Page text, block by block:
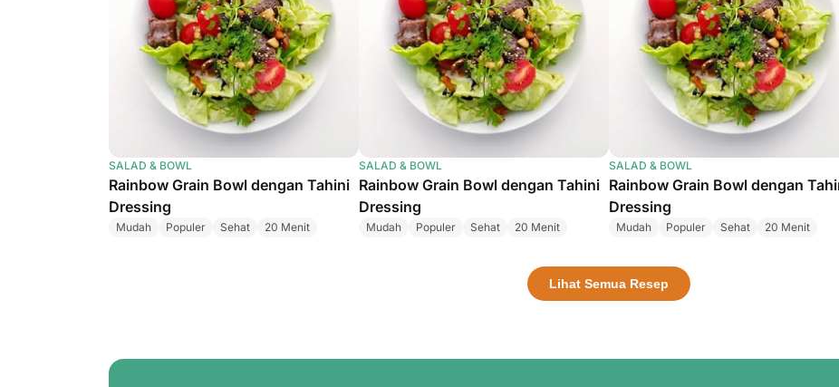
SALAD & BOWL
Rainbow Grain Bowl dengan Tahini
Dressing
Mudah Populer Sehat 20 Menit
SALAD & BOWL
Rainbow Grain Bowl dengan Tahini
Dressing
Mudah Populer Sehat 20 Menit
SALAD & BOWL
Rainbow Grain Bowl dengan
Dressing
Mudah Populer Sehat 20 Menit
Lihat Semua Resep